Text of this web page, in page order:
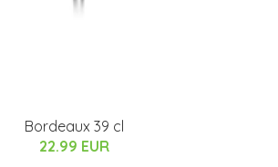
Bordeaux 39 cl
22.99 EUR